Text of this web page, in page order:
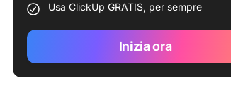
Usa ClickUp GRATIS, per sempre
Inizia ora